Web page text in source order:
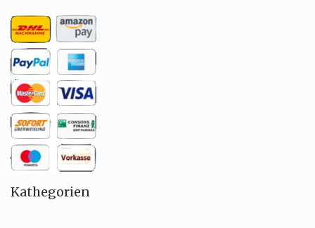
Kathegorien